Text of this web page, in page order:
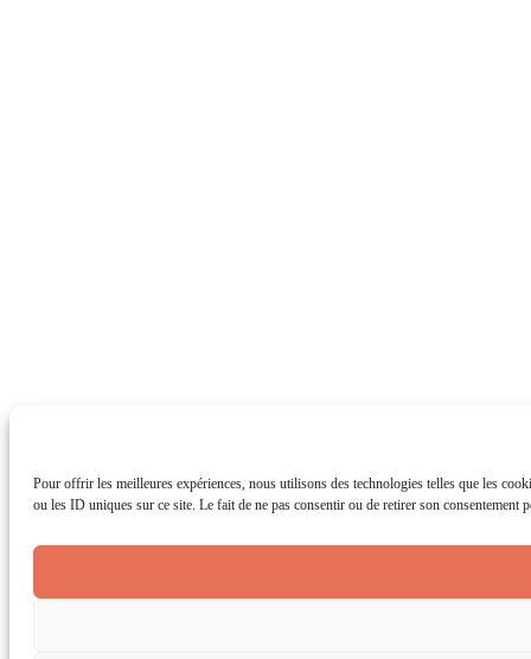
Pour offrir les meilleures expériences, nous utilisons des technologies telles que les
ou les ID uniques sur ce site. Le fait de ne pas consentir ou de retirer son